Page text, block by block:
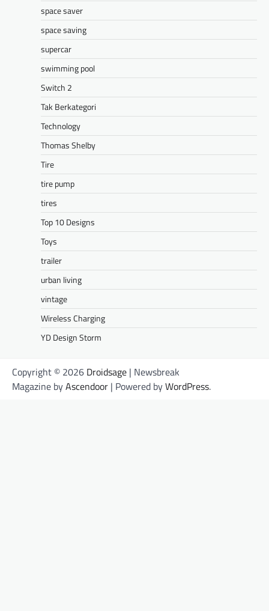
space saver
space saving
supercar
swimming pool
Switch 2
Tak Berkategori
Technology
Thomas Shelby
Tire
tire pump
tires
Top 10 Designs
Toys
trailer
urban living
vintage
Wireless Charging
YD Design Storm
Copyright © 2026 Droidsage | Newsbreak
Magazine byAscendoor | Powered byWordPress.